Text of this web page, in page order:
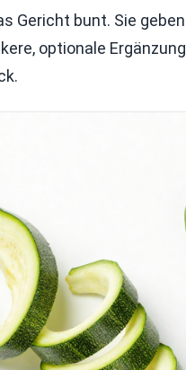
Gericht bunt. Sie
optionale